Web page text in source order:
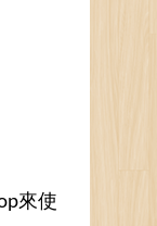
來使